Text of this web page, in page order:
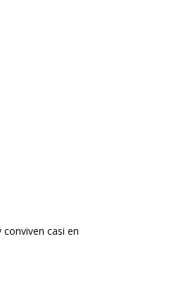
casi en